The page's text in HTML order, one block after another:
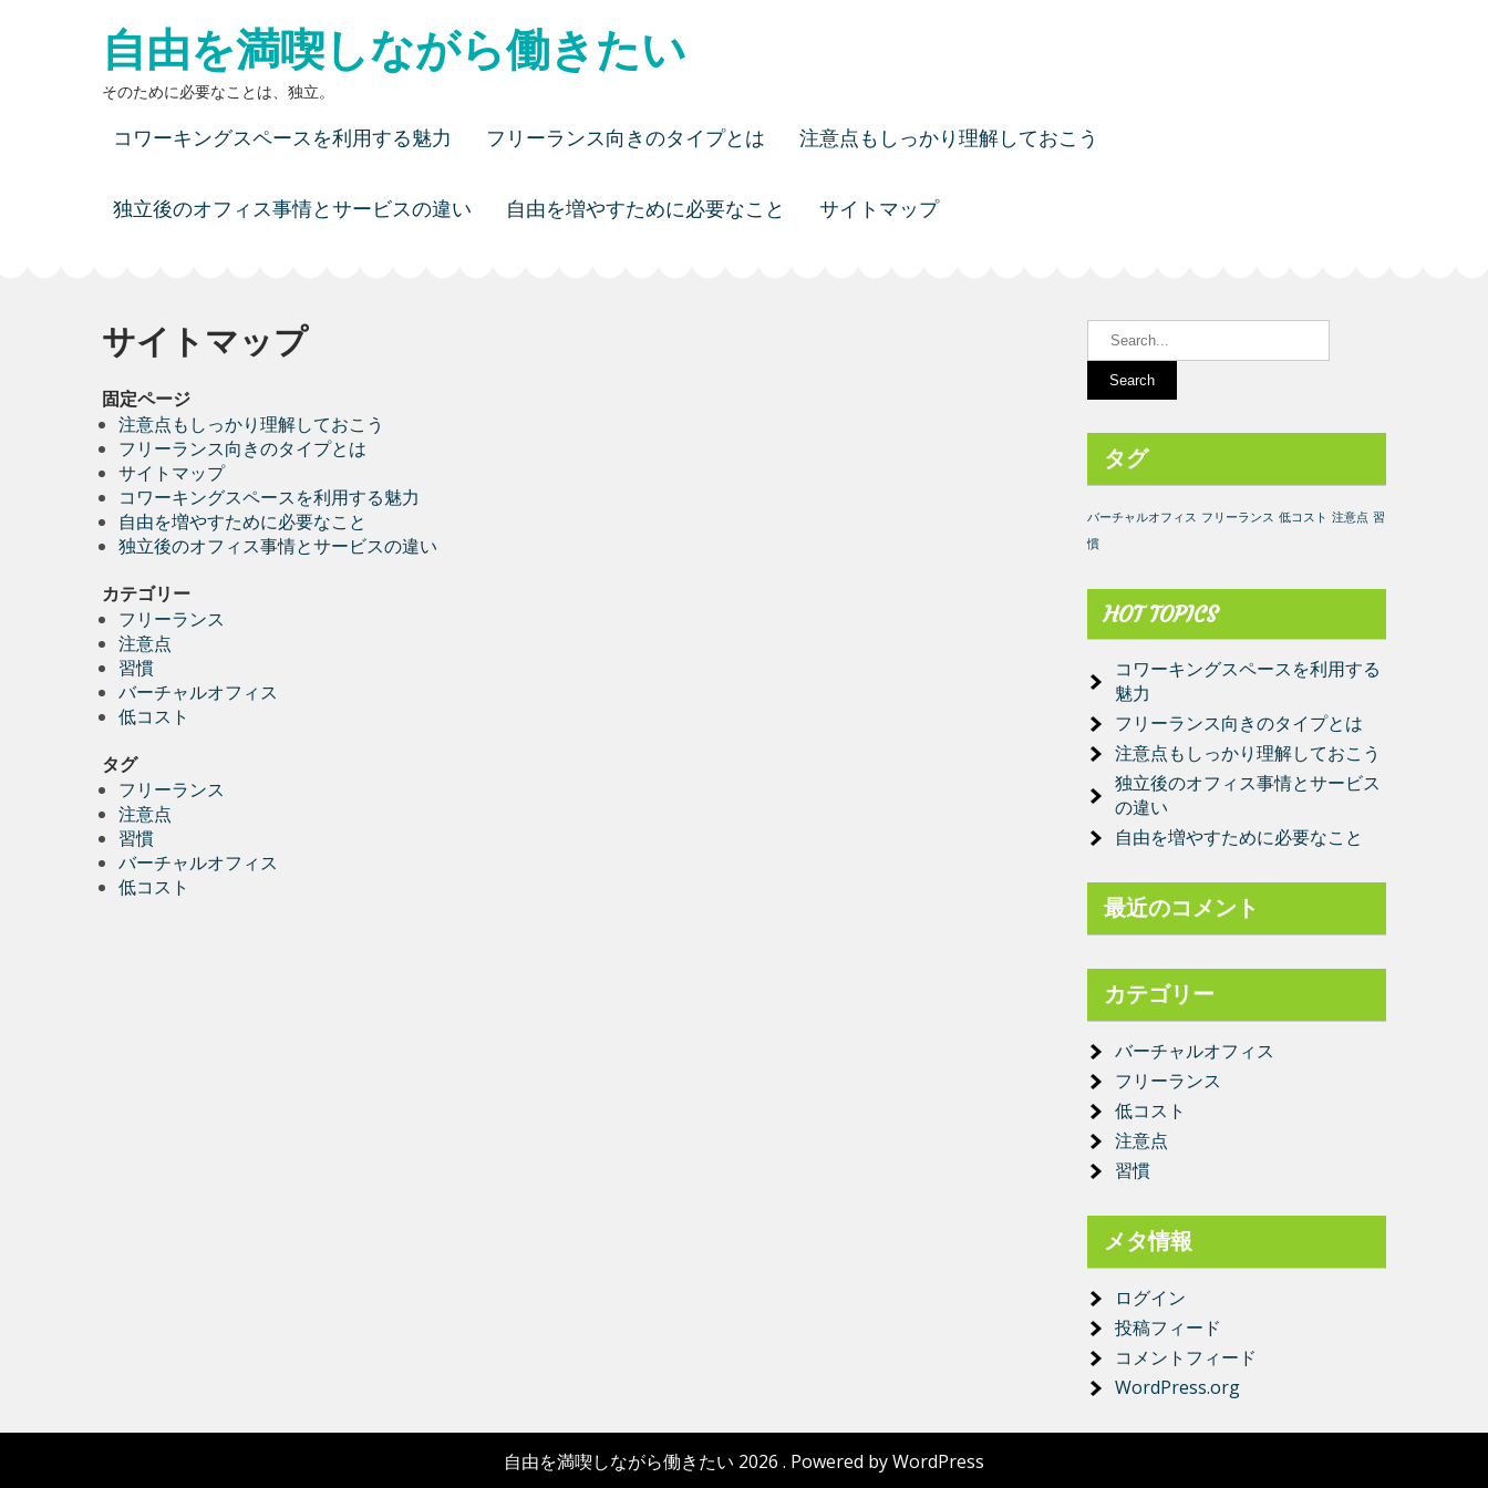
自由を満喫しながら働きたい
そのために必要なことは、独立。
コワーキングスペースを利用する魅力 フリーランス向きのタイプとは 注意点もしっかり理解しておこう
独立後のオフィス事情とサービスの違い 自由を増やすために必要なこと サイトマップ
サイトマップ
固定ページ
注意点もしっかり理解しておこう
フリーランス向きのタイプとは
サイトマップ
コワーキングスペースを利用する魅力
自由を増やすために必要なこと
独立後のオフィス事情とサービスの違い
カテゴリー
フリーランス
注意点
習慣
バーチャルオフィス
低コスト
タグ
フリーランス
注意点
習慣
バーチャルオフィス
低コスト
タグ
バーチャルオフィス フリーランス 低コスト 注意点 習
慣
HOT TOPICS
コワーキングスペースを利用する
魅力
フリーランス向きのタイプとは
注意点もしっかり理解しておこう
独立後のオフィス事情とサービス
の違い
自由を増やすために必要なこと
最近のコメント
カテゴリー
バーチャルオフィス
フリーランス
低コスト
注意点
習慣
メタ情報
ログイン
投稿フィード
コメントフィード
WordPress.org
自由を満喫しながら働きたい 2026 . Powered by WordPress